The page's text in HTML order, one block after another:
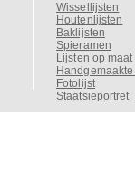
Wissellijsten
Houtenlijsten
Baklijsten
Spieramen
Lijsten op maat
Fotolijst
Staatsieportret